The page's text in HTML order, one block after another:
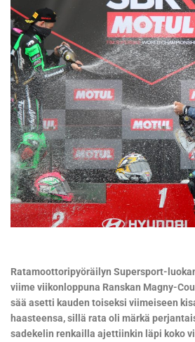
Ratamoottoripyöräilyn Supersport-
viime viikonloppuna Ranskan Magny-
sää asetti kauden toiseksi viimeiseen
haasteensa, sillä rata oli märkä
sadekelin renkailla ajettiinkin läpi koko